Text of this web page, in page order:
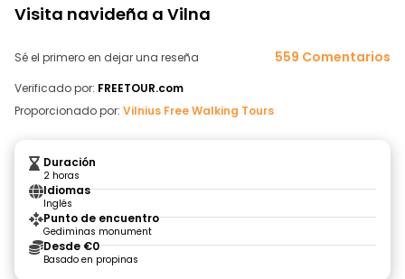
Visita navideña a Vilna
Sé el primero en dejar una reseña 559 Comentarios
Verificado por: FREETOUR.com
Proporcionado por: Vilnius Free Walking Tours
Duración
2 horas
Idiomas
Inglés
Punto de encuentro
Gediminas monument
Desde €0
Basado en propinas